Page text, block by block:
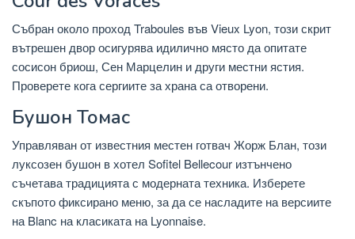
Събран около проход Traboules във Vieux Lyon, този скрит
вътрешен двор осигурява идилично място да опитате
сосисон бриош, Сен Марцелин и други местни ястия.
Проверете кога сергиите за храна са отворени.
Бушон Томас
Управляван от известния местен готвач Жорж Блан, този
луксозен бушон в хотел Sofitel Bellecour изтънчено
съчетава традицията с модерната техника. Изберете
скъпото фиксирано меню, за да се насладите на версиите
на Blanc на класиката на Lyonnaise.